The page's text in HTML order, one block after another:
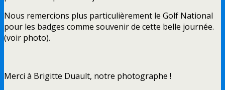
Nous remercions plus particulièrement le Golf National
pour les badges comme souvenir de cette belle journée.
(voir photo).
Merci à Brigitte Duault, notre photographe !